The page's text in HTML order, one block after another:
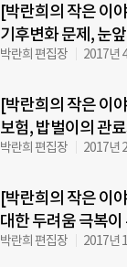
[박란희의 작은 이
기후변화 문제, 눈앞
박란희 편집장 2017년
[박란희의 작은 이
보험, 밥벌이의 관
박란희 편집장 2017년
[박란희의 작은 이
대한 두려움 극복이
박란희 편집장 2017년